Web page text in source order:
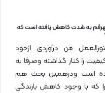
به شدت کاهش یافته است که
من درآوردی ازخود
را کنار گذاشته وصرفا به
است ودرهمین بحث هم
که با وجود کاهش بارندگی